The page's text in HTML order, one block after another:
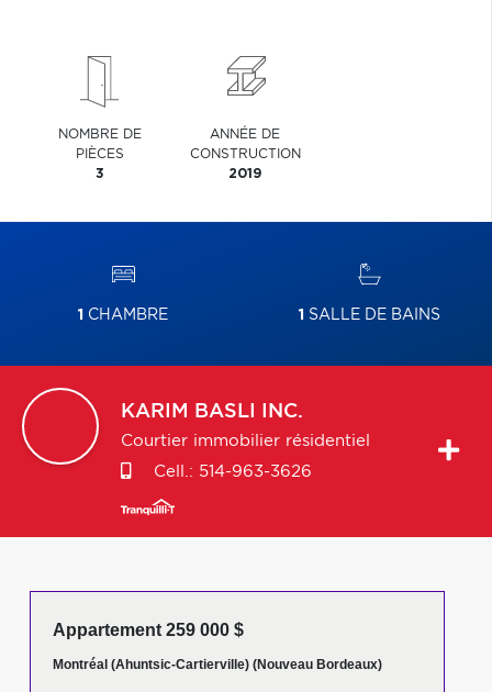
NOMBRE DE
PIÈCES
3
ANNÉE DE
CONSTRUCTION
2019
1 CHAMBRE 1 SALLE DE BAINS
KARIM BASLI INC.
Courtier immobilier résidentiel
Cell.: 514-963-3626
Appartement 259 000 $
Montréal (Ahuntsic-Cartierville) (Nouveau Bordeaux)